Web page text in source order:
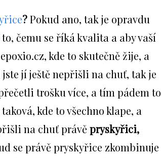
?Pokud ano, tak je opravdu
čemu se říká kvalita a aby vaší
kde to skutečně žije, a
jste jí ještě nepřišli na chuť, tak je
trošku více, a tím pádem to
kde to všechno klape, a
na chuť právěpryskyřici,
se právě pryskyřice zkombinuje